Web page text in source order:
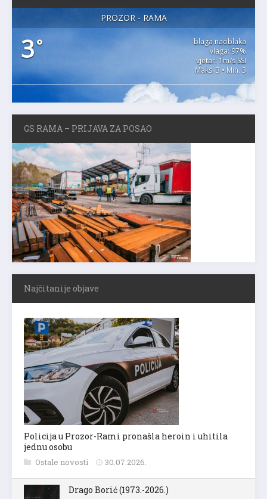
PROZOR - RAMA
3°
blaga naoblaka
vlaga: 97%
vjetar: 1m/s SSI
Maks. 3 • Min. 3
GS RAMA – PRIJAVA ZA POSAO
Najčitanije objave
Policija u Prozor-Rami pronašla heroin i uhitila
jednu osobu
Ostale novosti 30.07.2026.
Drago Borić (1973.-2026.)